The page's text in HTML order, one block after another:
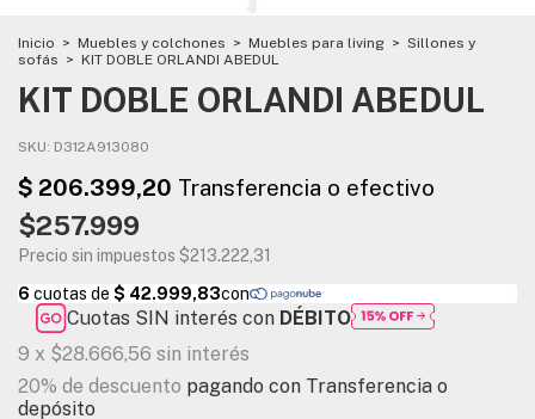
Inicio > Muebles y colchones > Muebles para living > Sillones y
sofás > KIT DOBLE ORLANDI ABEDUL
KIT DOBLE ORLANDI ABEDUL
SKU: D312A913080
$257.999
Precio sin impuestos $213.222,31
Cuotas SIN interés con DÉBITO
9 x $28.666,56 sin interés
20% de descuento pagando con Transferencia o
depósito